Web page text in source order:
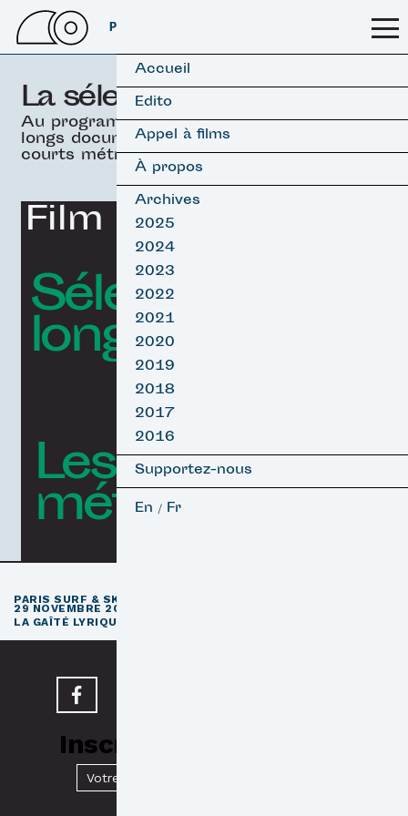
PSSFF 2026
Accueil
Edito
Appel à films
À propos
Archives
2025
2024
2023
2022
2021
2020
2019
2018
2017
2016
Supportez-nous
En / Fr
La sélection officielle
Au programme, 19 films
longs documentaires &
courts métrages.
Film d'ouverture
Sélection
longs Surf
Les courts
métrages
PARIS SURF & SKATEBOARD FILM FESTIVAL
29 NOVEMBRE 2026
LA GAÎTÉ LYRIQUE · PARIS 3
Inscrivez-vous à notre